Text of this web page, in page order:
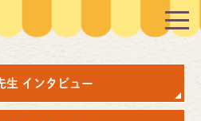
生 インタビュー